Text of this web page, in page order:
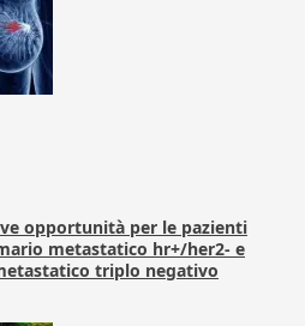
opportunità per le pazienti
metastatico hr+/her2- e
triplo negativo